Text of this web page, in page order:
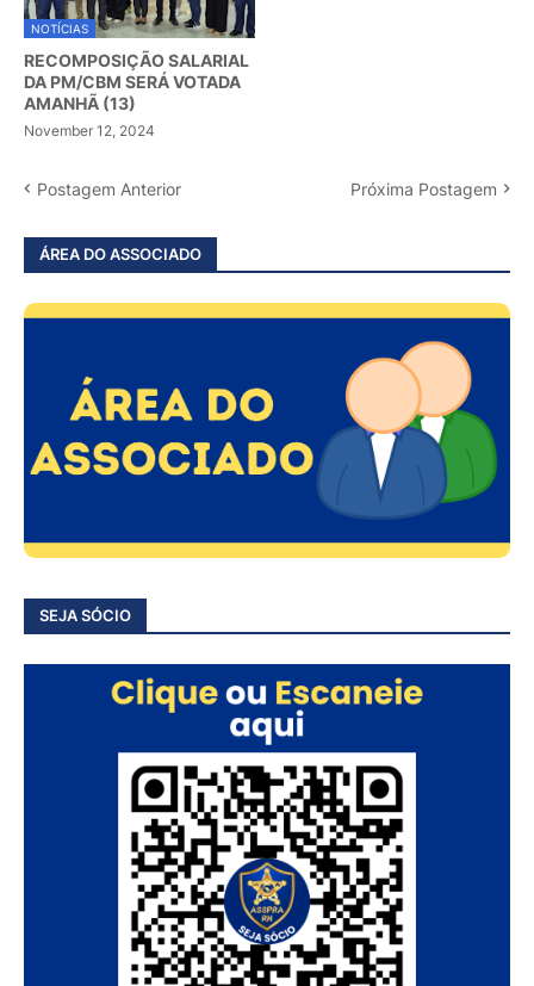
NOTÍCIAS
RECOMPOSIÇÃO SALARIAL
DA PM/CBM SERÁ VOTADA
AMANHÃ (13)
November 12, 2024
Postagem Anterior Próxima Postagem
ÁREA DO ASSOCIADO
SEJA SÓCIO